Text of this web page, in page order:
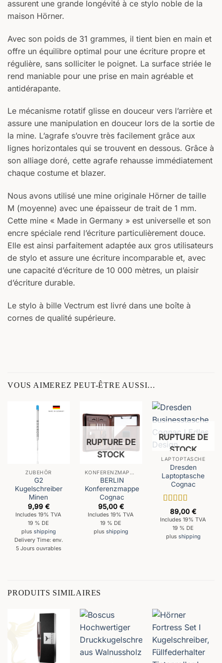
assurent une grande longévité à ce stylo noble de la
maison Hörner.
Avec son poids de 31 grammes, il tient bien en main et
offre un équilibre optimal pour une écriture propre et
régulière, sans solliciter le poignet. La surface striée le
rend maniable pour une prise en main agréable et
antidérapante.
Le mécanisme rotatif glisse en douceur vers l’arrière et
assure une manipulation en douceur lors de la sortie de
la mine. L’agrafe s’ouvre très facilement grâce aux
lignes horizontales qui se trouvent en dessous. Grâce à
son alliage doré, cette agrafe rehausse immédiatement
chaque costume et blazer.
Nous avons utilisé une mine originale Hörner de taille
M (moyenne) avec une épaisseur de trait de 1 mm.
Cette mine « Made in Germany » est universelle et son
encre spéciale rend l’écriture particulièrement douce.
Elle est ainsi parfaitement adaptée aux gros utilisateurs
de stylo et assure une écriture incomparable et, avec
une capacité d’écriture de 10 000 mètres, un plaisir
d’écriture durable.
Le stylo à bille Vectrum est livré dans une boîte à
cornes de qualité supérieure.
VOUS AIMEREZ PEUT-ÊTRE AUSSI…
ZUBEHÖR
G2
Kugelschreiber
Minen
9,99 €
Includes 19% TVA
19 % DE
plus shipping
Delivery Time: env.
5 Jours ouvrables
RUPTURE DE
STOCK
KONFERENZMAPPEN
BERLIN
Konferenzmappe
Cognac
95,00 €
Includes 19% TVA
19 % DE
plus shipping
RUPTURE DE
STOCK
LAPTOPTASCHE
Dresden
Laptoptasche
Cognac
Note 5sur 5
89,00€
Includes 19% TVA
19 % DE
plus shipping
PRODUITS SIMILAIRES